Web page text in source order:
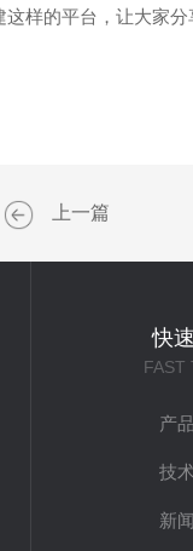
样的平台，让大家
上一篇
快
FAST
产
技
新